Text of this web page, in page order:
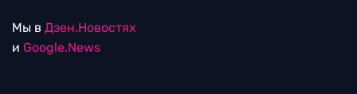
Мы в Дзен.Новостях
и Google.News